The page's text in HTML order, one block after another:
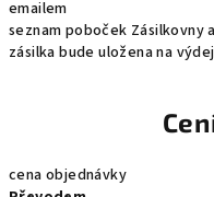
emailem
seznam poboček
zásilka bude uložena na
cena objednávky